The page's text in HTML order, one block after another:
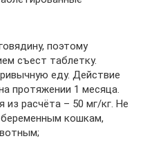
поэтому
съест таблетку.
еду. Действие
протяжении 1 месяца.
из расчёта – 50 мг/кг. Не
кошкам,